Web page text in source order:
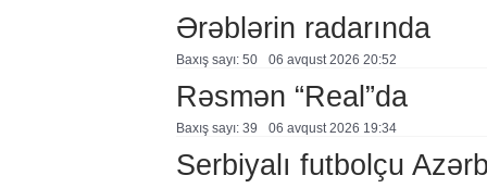
Ərəblərin radarında
Baxış sayı: 50 06 avqust 2026 20:52
Rəsmən “Real”da
Baxış sayı: 39 06 avqust 2026 19:34
Serbiyalı futbolçu